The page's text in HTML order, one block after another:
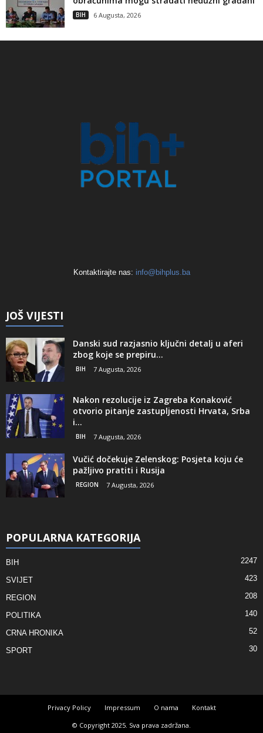
BIH 6 Augusta, 2026
Kontaktirajte nas: info@bihplus.ba
JOŠ VIJESTI
Danski sud razjasnio ključni detalj u aferi
zbog koje se prepiru...
BIH 7 Augusta, 2026
Nakon rezolucije iz Zagreba Konaković
otvorio pitanje zastupljenosti Hrvata, Srba
i...
BIH 7 Augusta, 2026
Vučić dočekuje Zelenskog: Posjeta koju će
pažljivo pratiti i Rusija
REGION 7 Augusta, 2026
POPULARNA KATEGORIJA
BIH 2247
SVIJET 423
REGION 208
POLITIKA 140
CRNA HRONIKA 52
SPORT 30
Privacy Policy Impressum O nama
Kontakt
© Copyright 2025. Sva prava zadržana.